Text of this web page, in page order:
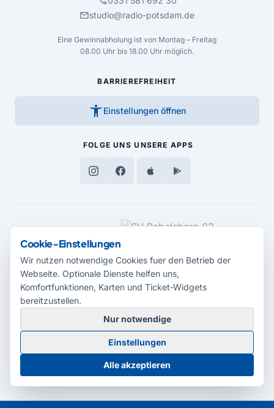
mailstudio@radio-potsdam.de
Eine Gewinnabholung ist von Montag – Freitag
08.00 Uhr bis 18.00 Uhr möglich.
BARRIEREFREIHEIT
accessibility_new Einstellungen öffnen
FOLGE UNS UNSERE APPS
MEDIENPARTNER
© 2026 Radio Potsdam. Webseite entwickelt durch dieMedienagentur
Babelsberg
BarrierefreiheitserklärungAGBDatenschutzImpressum
Cookie-Einstellungen
Cookie-Einstellungen
Wir nutzen notwendige Cookies fuer den Betrieb der
Webseite. Optionale Dienste helfen uns,
Komfortfunktionen, Karten und Ticket-Widgets
bereitzustellen.
Nur notwendige
Einstellungen
Alle akzeptieren